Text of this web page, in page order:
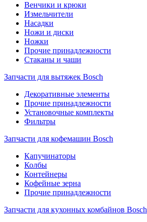
Венчики и крюки
Измельчители
Насадки
Ножи и диски
Ножки
Прочие принадлежности
Стаканы и чаши
Запчасти для вытяжек Bosch
Декоративные элементы
Прочие принадлежности
Установочные комплекты
Фильтры
Запчасти для кофемашин Bosch
Капучинаторы
Колбы
Контейнеры
Кофейные зерна
Прочие принадлежности
Запчасти для кухонных комбайнов Bosch